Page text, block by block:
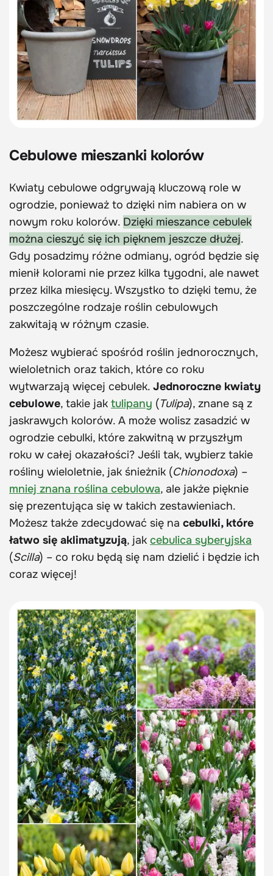
Cebulowe mieszanki kolorów
Kwiaty cebulowe odgrywają kluczową role w
ogrodzie, ponieważ to dzięki nim nabiera on w
nowym roku kolorów. Dzięki mieszance cebulek
można cieszyć się ich pięknem jeszcze dłużej.
Gdy posadzimy różne odmiany, ogród będzie się
mienił kolorami nie przez kilka tygodni, ale nawet
przez kilka miesięcy. Wszystko to dzięki temu, że
poszczególne rodzaje roślin cebulowych
zakwitają w różnym czasie.
Możesz wybierać spośród roślin jednorocznych,
wieloletnich oraz takich, które co roku
wytwarzają więcej cebulek. Jednoroczne kwiaty
cebulowe, takie jak tulipany (Tulipa), znane są z
jaskrawych kolorów. A może wolisz zasadzić w
ogrodzie cebulki, które zakwitną w przyszłym
roku w całej okazałości? Jeśli tak, wybierz takie
rośliny wieloletnie, jak śnieżnik (Chionodoxa) –
mniej znana roślina cebulowa, ale jakże pięknie
się prezentująca się w takich zestawieniach.
Możesz także zdecydować się na cebulki, które
łatwo się aklimatyzują, jak cebulica syberyjska
(Scilla) – co roku będą się nam dzielić i będzie ich
coraz więcej!